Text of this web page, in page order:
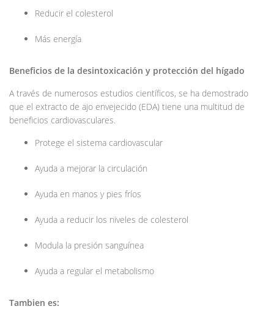
Reducir el colesterol
Más energía
Beneficios de la desintoxicación y protección del hígado
A través de numerosos estudios científicos, se ha demostrado
que el extracto de ajo envejecido (EDA) tiene una multitud de
beneficios cardiovasculares.
Protege el sistema cardiovascular
Ayuda a mejorar la circulación
Ayuda en manos y pies fríos
Ayuda a reducir los niveles de colesterol
Modula la presión sanguínea
Ayuda a regular el metabolismo
Tambien es: